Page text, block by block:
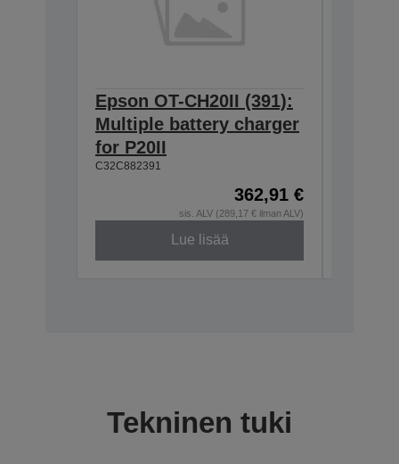
Epson OT-CH20II (391):
Multiple battery charger
for P20II
C32C882391
362,91 €
sis. ALV (289,17 € ilman ALV)
Lue lisää
Tekninen tuki